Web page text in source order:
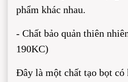
phẩm khác nhau.
- Chất bảo quản thiên
190KC)
Đây là một chất tạo bọt có